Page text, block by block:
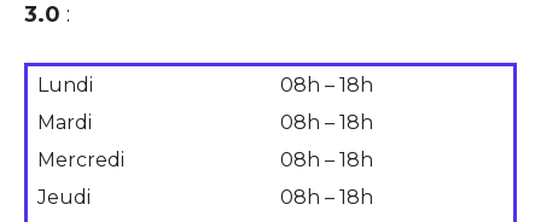
3.0 :
Lundi
08h – 18h
Mardi
08h – 18h
Mercredi
08h – 18h
Jeudi
08h – 18h